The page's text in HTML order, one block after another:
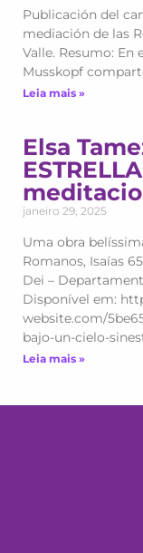
Publicación del
mediación de las
Valle. Resumo:
Musskopf
Leia mais »
Elsa
janeiro 29, 2025
Uma obra
Romanos, Isaías
Dei –
Disponível em:
website.com/
bajo-un-cielo-
Leia mais »